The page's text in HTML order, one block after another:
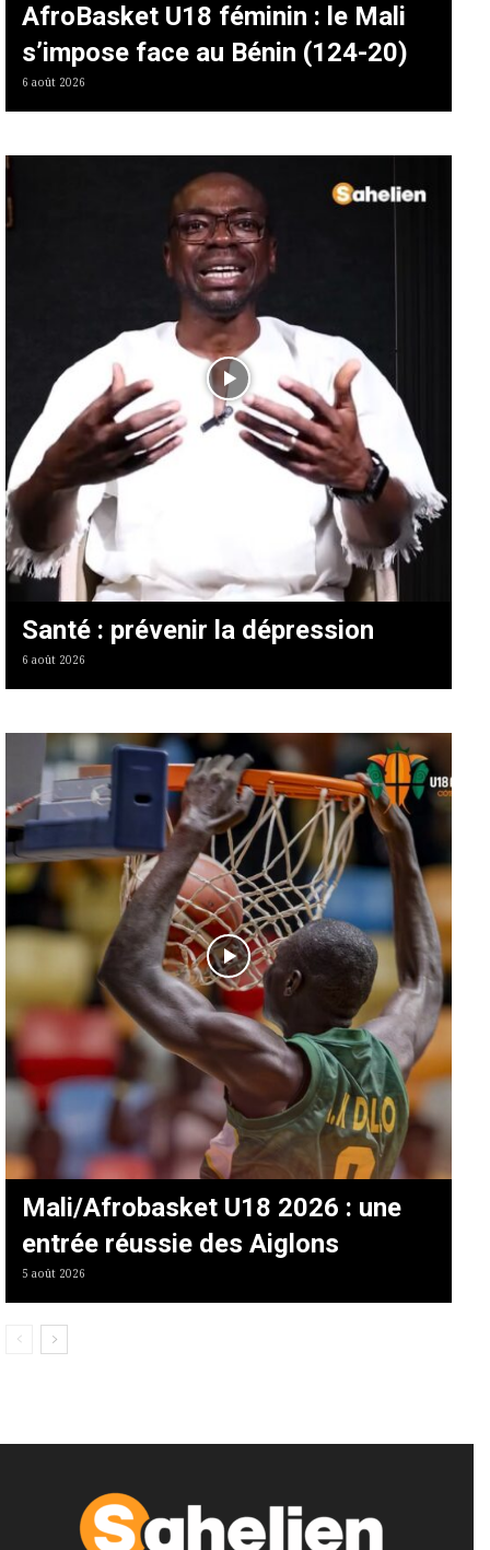
AfroBasket U18 féminin : le Mali
s’impose face au Bénin (124-20)
6 août 2026
Santé : prévenir la dépression
6 août 2026
Mali/Afrobasket U18 2026 : une
entrée réussie des Aiglons
5 août 2026